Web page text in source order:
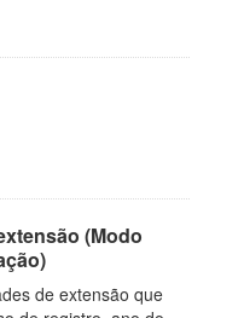
(Modo
de extensão que